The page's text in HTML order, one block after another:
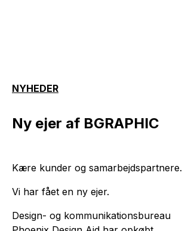
NYHEDER
Ny ejer af BGRAPHIC
Kære kunder og samarbejdspartnere.
Vi har fået en ny ejer.
Design- og kommunikationsbureau